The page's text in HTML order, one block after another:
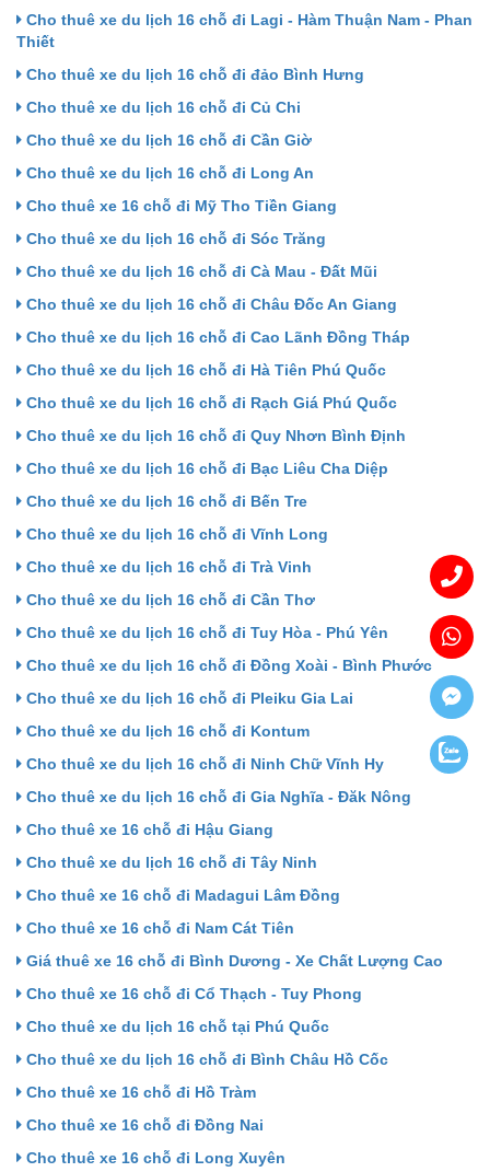
Cho thuê xe du lịch 16 chỗ đi Lagi - Hàm Thuận Nam - Phan
Thiết
Cho thuê xe du lịch 16 chỗ đi đảo Bình Hưng
Cho thuê xe du lịch 16 chỗ đi Củ Chi
Cho thuê xe du lịch 16 chỗ đi Cần Giờ
Cho thuê xe du lịch 16 chỗ đi Long An
Cho thuê xe 16 chỗ đi Mỹ Tho Tiền Giang
Cho thuê xe du lịch 16 chỗ đi Sóc Trăng
Cho thuê xe du lịch 16 chỗ đi Cà Mau - Đất Mũi
Cho thuê xe du lịch 16 chỗ đi Châu Đốc An Giang
Cho thuê xe du lịch 16 chỗ đi Cao Lãnh Đồng Tháp
Cho thuê xe du lịch 16 chỗ đi Hà Tiên Phú Quốc
Cho thuê xe du lịch 16 chỗ đi Rạch Giá Phú Quốc
Cho thuê xe du lịch 16 chỗ đi Quy Nhơn Bình Định
Cho thuê xe du lịch 16 chỗ đi Bạc Liêu Cha Diệp
Cho thuê xe du lịch 16 chỗ đi Bến Tre
Cho thuê xe du lịch 16 chỗ đi Vĩnh Long
Cho thuê xe du lịch 16 chỗ đi Trà Vinh
Cho thuê xe du lịch 16 chỗ đi Cần Thơ
Cho thuê xe du lịch 16 chỗ đi Tuy Hòa - Phú Yên
Cho thuê xe du lịch 16 chỗ đi Đồng Xoài - Bình Phước
Cho thuê xe du lịch 16 chỗ đi Pleiku Gia Lai
Cho thuê xe du lịch 16 chỗ đi Kontum
Cho thuê xe du lịch 16 chỗ đi Ninh Chữ Vĩnh Hy
Cho thuê xe du lịch 16 chỗ đi Gia Nghĩa - Đăk Nông
Cho thuê xe 16 chỗ đi Hậu Giang
Cho thuê xe du lịch 16 chỗ đi Tây Ninh
Cho thuê xe 16 chỗ đi Madagui Lâm Đồng
Cho thuê xe 16 chỗ đi Nam Cát Tiên
Giá thuê xe 16 chỗ đi Bình Dương - Xe Chất Lượng Cao
Cho thuê xe 16 chỗ đi Cổ Thạch - Tuy Phong
Cho thuê xe du lịch 16 chỗ tại Phú Quốc
Cho thuê xe du lịch 16 chỗ đi Bình Châu Hồ Cốc
Cho thuê xe 16 chỗ đi Hồ Tràm
Cho thuê xe 16 chỗ đi Đồng Nai
Cho thuê xe 16 chỗ đi Long Xuyên